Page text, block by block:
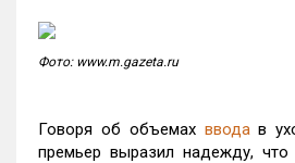
Фото: www.m.gazeta.ru
Говоря об объемах вводав
премьер выразил надежду,